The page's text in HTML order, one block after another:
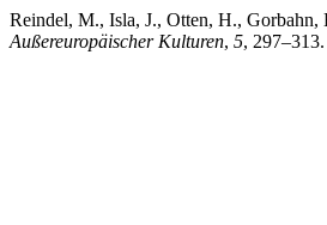
Reindel, M., Isla, J., Otten, H.,
Außereuropäischer Kulturen, 5,